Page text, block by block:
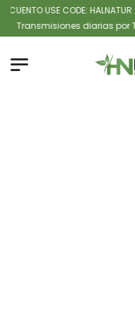
USE CODE: HALNATUR
diarias por TIK TOK